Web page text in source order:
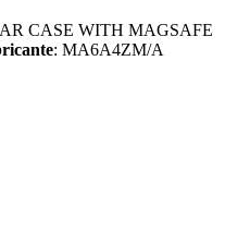
CASE WITH MAGSAFE
: MA6A4ZM/A